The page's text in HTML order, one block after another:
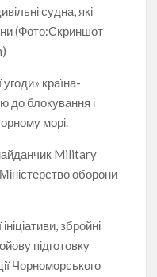
судна, які
(Фото:Скриншот
угоди» країна-
до блокування і
морі.
Military
оборони
збройні
підготовку
Чорноморського